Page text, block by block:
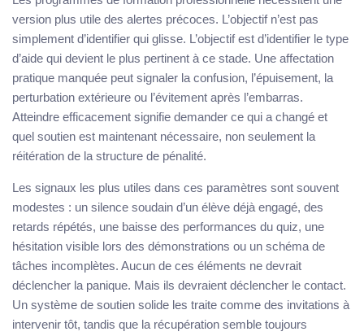
version plus utile des alertes précoces. L’objectif n’est pas
simplement d’identifier qui glisse. L’objectif est d’identifier le type
d’aide qui devient le plus pertinent à ce stade. Une affectation
pratique manquée peut signaler la confusion, l’épuisement, la
perturbation extérieure ou l’évitement après l’embarras.
Atteindre efficacement signifie demander ce qui a changé et
quel soutien est maintenant nécessaire, non seulement la
réitération de la structure de pénalité.
Les signaux les plus utiles dans ces paramètres sont souvent
modestes : un silence soudain d’un élève déjà engagé, des
retards répétés, une baisse des performances du quiz, une
hésitation visible lors des démonstrations ou un schéma de
tâches incomplètes. Aucun de ces éléments ne devrait
déclencher la panique. Mais ils devraient déclencher le contact.
Un système de soutien solide les traite comme des invitations à
intervenir tôt, tandis que la récupération semble toujours